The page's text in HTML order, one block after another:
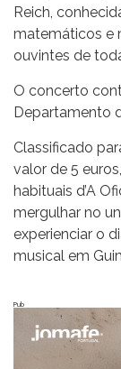
Reich,
matemáticos e
ouvintes de
O concerto
Departamento
Classificado
valor de 5
habituais d’A
mergulhar no
experienciar o
musical em
Pub